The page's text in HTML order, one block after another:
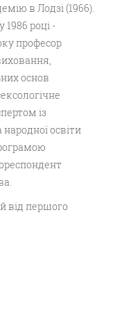
в Лодзі (1966).
1986 році -
професор
основ
із
народної освіти
від першого